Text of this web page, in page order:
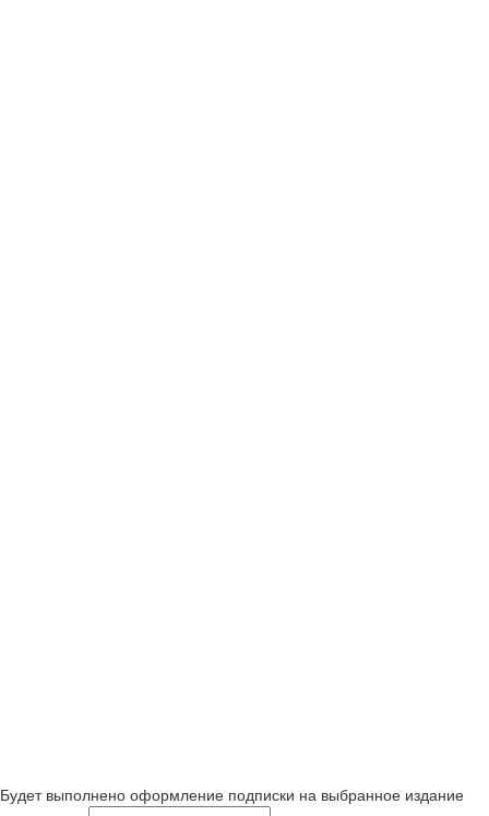
Будет выполнено оформление подписки на выбранное издание